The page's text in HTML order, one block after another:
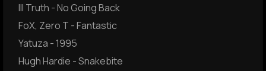
Ill Truth - No Going Back
FoX, Zero T - Fantastic
Yatuza - 1995
Hugh Hardie - Snakebite